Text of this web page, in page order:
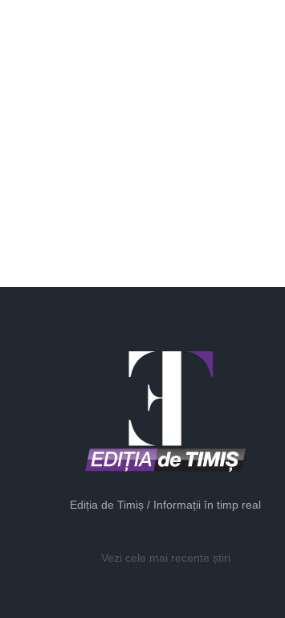
Ediția de Timiș / Informații în timp real
Vezi cele mai recente știri